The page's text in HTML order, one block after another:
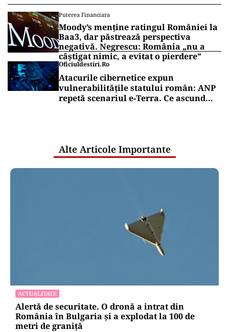
Puterea Financiara
Moody’s menține ratingul României la
Baa3, dar păstrează perspectiva
negativă. Negrescu: România „nu a
câștigat nimic, a evitat o pierdere”
Oficiuldestiri.ro
Atacurile cibernetice expun
vulnerabilitățile statului român: ANP
repetă scenariul e‑Terra. Ce ascund
Alte Articole Importante
ACTUALITATE
Alertă de securitate. O dronă a intrat din
România în Bulgaria şi a explodat la 100 de
metri de graniţă